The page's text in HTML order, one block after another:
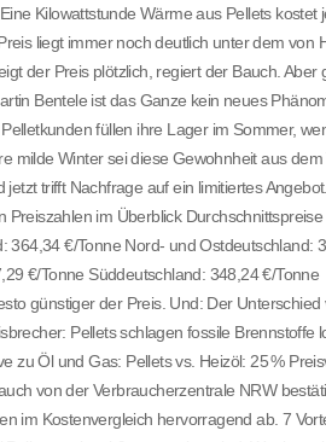
Kilowattstunde Wärme aus Pellets kostet
liegt immer noch deutlich unter dem von
der Preis plötzlich, regiert der Bauch. Aber
Bentele ist das Ganze kein neues
füllen ihre Lager im Sommer,
milde Winter sei diese Gewohnheit aus dem
trifft Nachfrage auf ein limitiertes
im Überblick
364,34 €/Tonne Nord- und Ostdeutschland:
€/Tonne Süddeutschland: 348,24 €/Tonne
günstiger der Preis. Und: Der Unterschied
Pellets schlagen fossile Brennstoffe
zu Öl und Gas: Pellets vs. Heizöl: 25 %
von der Verbraucherzentrale NRW
im Kostenvergleich hervorragend ab. 7